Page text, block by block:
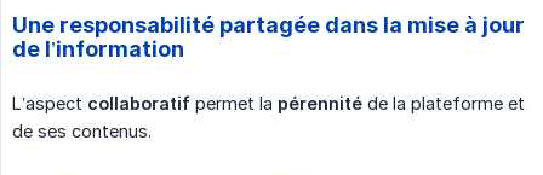
Une responsabilité partagée dans la mise à jour
de l’information
L’aspect collaboratif permet la pérennité de la plateforme et
de ses contenus.